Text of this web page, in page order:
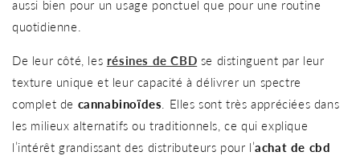
aussi bien pour un usage ponctuel que pour une routine
quotidienne.
De leur côté, les résines de CBD se distinguent par leur
texture unique et leur capacité à délivrer un spectre
complet de cannabinoïdes . Elles sont très appréciées dans
les milieux alternatifs ou traditionnels, ce qui explique
l’intérêt grandissant des distributeurs pour l’achat de cbd